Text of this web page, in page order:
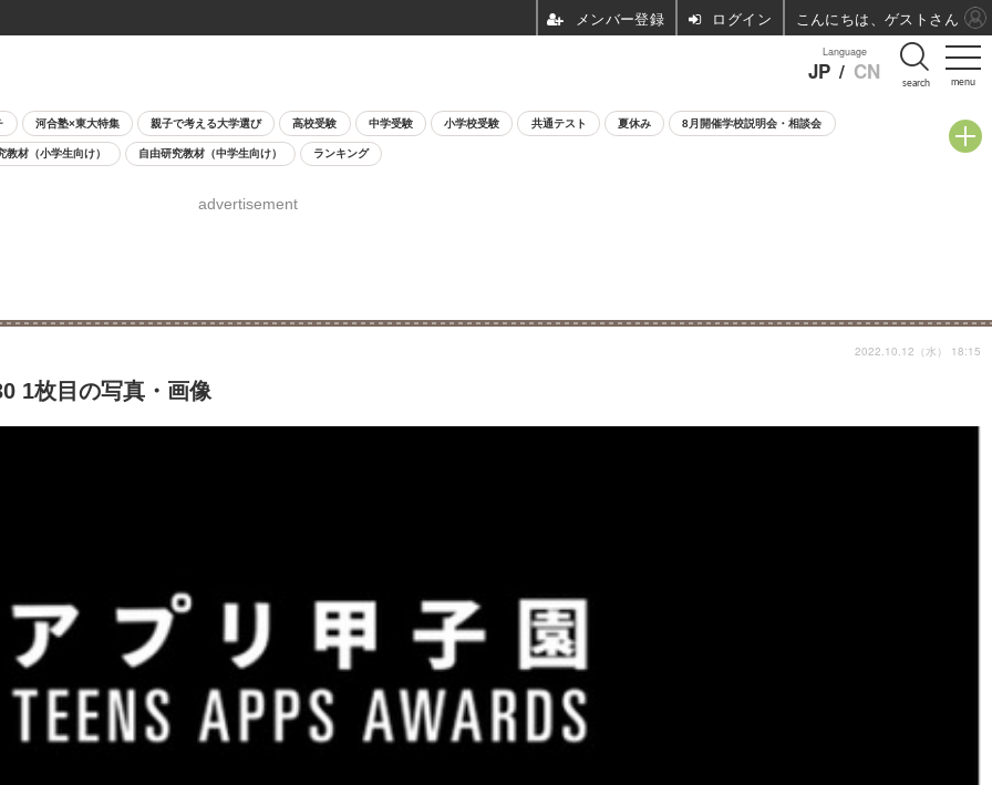
menu
Language
JP / CN search
河合塾×東大特集 親子で考える大学選び 高校受験 中学受験 小学校受験 共通テスト 夏休み 8月開催学校説明会・相談会
教材（小学生向け） 自由研究教材（中学生向け） ランキング
advertisement
1枚目の写真・画像
2022.10.12（水） 18:15
ログイン こんにちは、ゲストさん